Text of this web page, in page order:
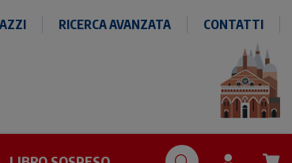
RICERCA AVANZATA CONTATTI